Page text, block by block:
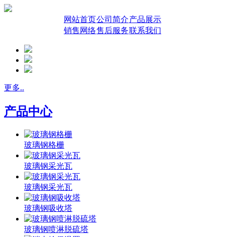
网站首页公司简介产品展示
销售网络售后服务联系我们
更多..
产品中心
玻璃钢格栅
玻璃钢采光瓦
玻璃钢采光瓦
玻璃钢吸收塔
玻璃钢喷淋脱硫塔